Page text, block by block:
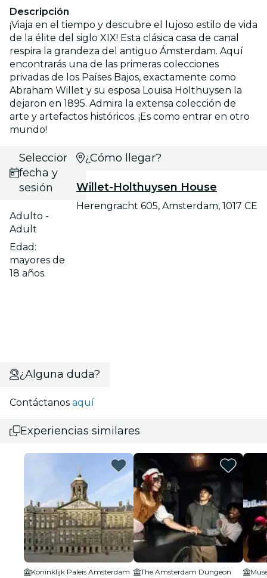
Descripción
¡Viaja en el tiempo y descubre el lujoso estilo de vida
de la élite del siglo XIX! Esta clásica casa de canal
respira la grandeza del antiguo Ámsterdam. Aquí
encontrarás una de las primeras colecciones
privadas de los Países Bajos, exactamente como
Abraham Willet y su esposa Louisa Holthuysen la
dejaron en 1895. Admira la extensa colección de
arte y artefactos históricos. ¡Es como entrar en otro
mundo!
Selecciona
fecha y
sesión
Adulto -
Adult
Edad:
mayores de
18 años.
¿Cómo llegar?
Willet-Holthuysen House
Herengracht 605, Amsterdam, 1017 CE
¿Alguna duda?
Contáctanos aquí
Experiencias similares
Koninklijk Paleis Amsterdam
The Amsterdam Dungeon